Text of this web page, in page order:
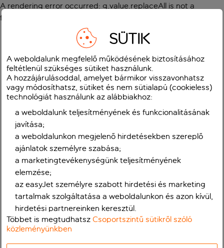
A rendering error occurred: g.value.replaceAll is not a
function
SÜTIK
A weboldalunk megfelelő működésének biztosításához
feltétlenül szükséges sütiket használunk.
A hozzájárulásoddal, amelyet bármikor visszavonhatsz
vagy módosíthatsz, sütiket és nem sütialapú (cookieless)
technológiát használunk az alábbiakhoz:
a weboldalunk teljesítményének és funkcionalitásának
javítása;
a weboldalunkon megjelenő hirdetésekben szereplő
ajánlatok személyre szabása;
a marketingtevékenységünk teljesítményének
elemzése;
az easyJet személyre szabott hirdetési és marketing
tartalmak szolgáltatása a weboldalunkon és azon kívül,
hirdetési partnereinken keresztül.
Többet is megtudhatszCsoportszintű sütikről szóló
közleményünkben